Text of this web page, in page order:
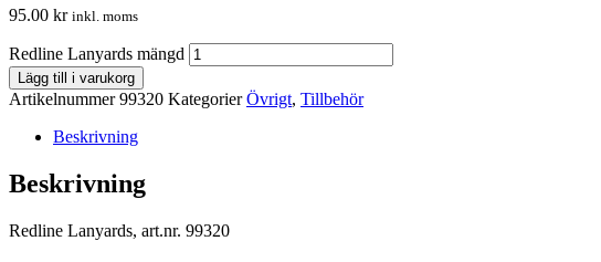
95.00 kr inkl. moms
Redline Lanyards mängd
Lägg till i varukorg
Artikelnummer99320 Kategorier Övrigt, Tillbehör
Beskrivning
Beskrivning
Redline Lanyards, art.nr. 99320